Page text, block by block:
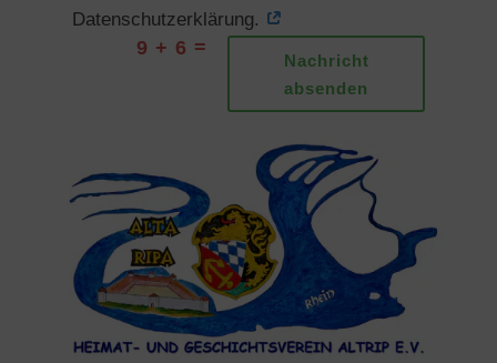
Datenschutzerklärung.
9 + 6 =
Nachricht
absenden